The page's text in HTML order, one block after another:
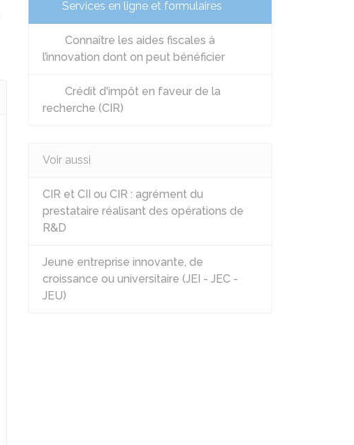
Services en ligne et formulaires
Connaître les aides fiscales à
l’innovation dont on peut bénéficier
Crédit d'impôt en faveur de la
recherche (CIR)
Voir aussi
CIR et CII ou CIR : agrément du
prestataire réalisant des opérations de
R&D
Jeune entreprise innovante, de
croissance ou universitaire (JEI - JEC -
JEU)